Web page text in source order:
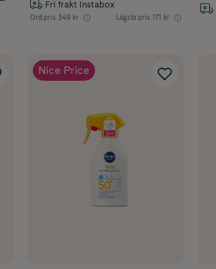
Fri frakt Instabox
Ord.pris 349 kr Lägsta pris 171 kr
Nice Price